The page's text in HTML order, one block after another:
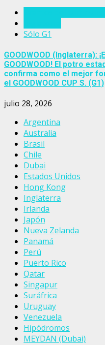
Sólo G1
GOODWOOD (Inglaterra):
GOODWOOD! El potro
confirma como el mejor
el GOODWOOD CUP S. (G1)
julio 28, 2026
Argentina
Australia
Brasil
Chile
Dubai
Estados Unidos
Hong Kong
Inglaterra
Irlanda
Japón
Nueva Zelanda
Panamá
Perú
Puerto Rico
Qatar
Singapur
Suráfrica
Uruguay
Venezuela
Hipódromos
MEYDAN (Dubai)